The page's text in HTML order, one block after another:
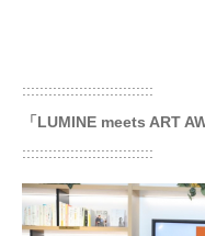
::::::::::::::::::::::::::::::
「LUMINE meets ART
::::::::::::::::::::::::::::::